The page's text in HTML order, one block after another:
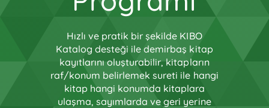
Hızlı ve pratik bir şekilde KIBO
Katalog desteği ile demirbaş kitap
kayıtlarını oluşturabilir, kitapların
raf/konum belirlemek sureti ile hangi
kitap hangi konumda kitaplara
ulaşma, sayımlarda ve geri yerine